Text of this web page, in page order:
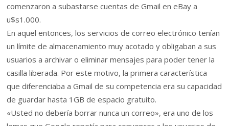
comenzaron a subastarse cuentas de Gmail en eBay a
u$s1.000.
En aquel entonces, los servicios de correo electrónico tenían
un límite de almacenamiento muy acotado y obligaban a sus
usuarios a archivar o eliminar mensajes para poder tener la
casilla liberada. Por este motivo, la primera característica
que diferenciaba a Gmail de su competencia era su capacidad
de guardar hasta 1GB de espacio gratuito.
«Usted no debería borrar nunca un correo», era uno de los